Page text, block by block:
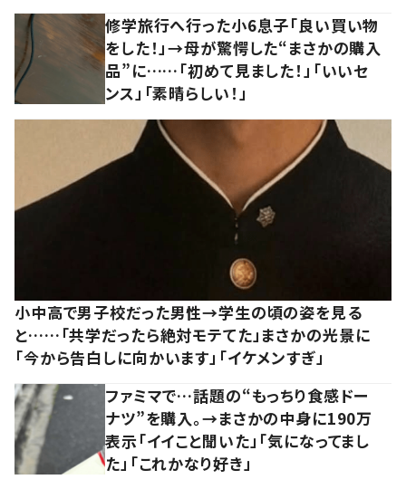
修学旅行へ行った小6息子「良い買い物
をした！」→母が驚愕した“まさかの購入
品”に……「初めて見ました！」「いいセ
ンス」「素晴らしい！」
小中高で男子校だった男性→学生の頃の姿を見る
と……「共学だったら絶対モテてた」まさかの光景に
「今から告白しに向かいます」「イケメンすぎ」
ファミマで…話題の“もっちり食感ドー
ナツ”を購入。→まさかの中身に190万
表示「イイこと聞いた」「気になってまし
た」「これかなり好き」